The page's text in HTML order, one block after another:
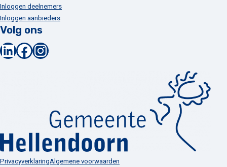
Inloggen deelnemers
Inloggen aanbieders
Volg ons
LinkedIn Facebook Instagram
PrivacyverklaringAlgemene voorwaarden